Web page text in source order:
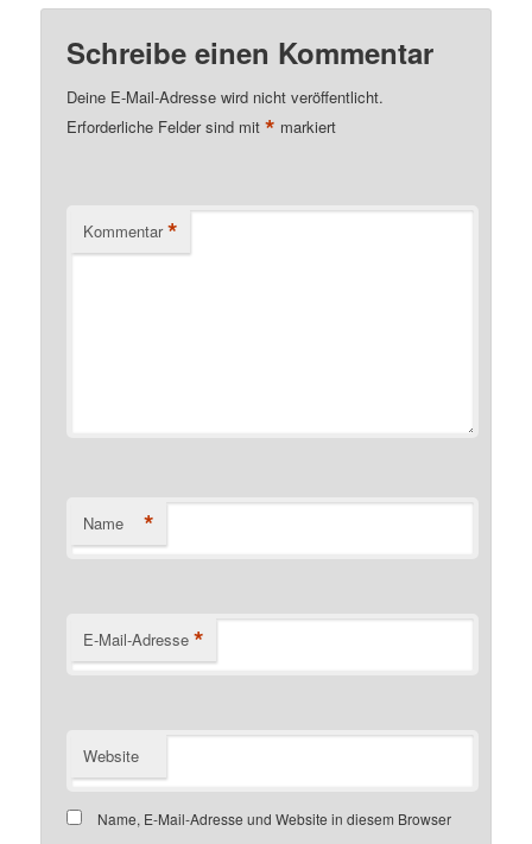
Schreibe einen Kommentar
Deine E-Mail-Adresse wird nicht veröffentlicht.
Erforderliche Felder sind mit* markiert
Kommentar *
Name *
E-Mail-Adresse *
Website
Name, E-Mail-Adresse und Website in diesem Browser